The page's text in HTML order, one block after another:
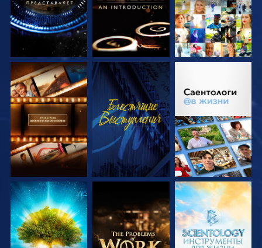
СМОТРЕТЬ
ПЕРЕДАЧИ
СМОТРЕТЬ
СМОТРЕТЬ
СМОТРЕТЬ
ПЕРЕДАЧИ
СМОТРЕТЬ
ПЕРЕДАЧИ
СМОТРЕТЬ
ПЕРЕДАЧИ